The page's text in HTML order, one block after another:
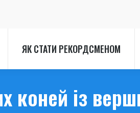
ЯК СТАТИ РЕКОРДСМЕНОМ
коней із